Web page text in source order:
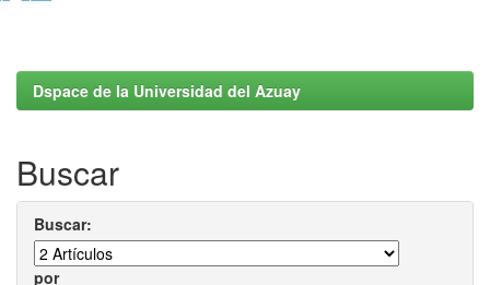
Dspace de la Universidad del Azuay
Buscar
Buscar:
por